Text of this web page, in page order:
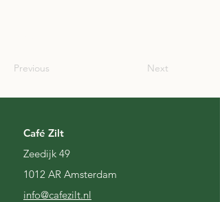
Previous Next
Café Zilt
Zeedijk 49
1012 AR Amsterdam
info@cafezilt.nl